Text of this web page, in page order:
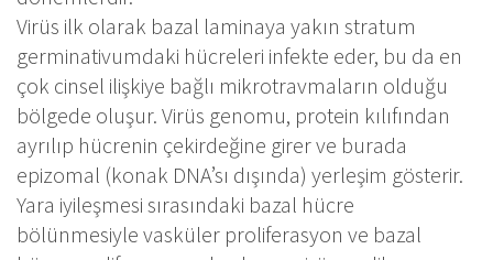
Virüs ilk olarak bazal laminaya yakın stratum
germinativumdaki hücreleri infekte eder, bu da en
çok cinsel ilişkiye bağlı mikrotravmaların olduğu
bölgede oluşur. Virüs genomu, protein kılıfından
ayrılıp hücrenin çekirdeğine girer ve burada
epizomal (konak DNA’sı dışında) yerleşim gösterir.
Yara iyileşmesi sırasındaki bazal hücre
bölünmesiyle vasküler proliferasyon ve bazal